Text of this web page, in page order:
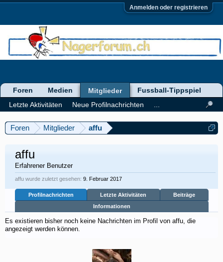
Anmelden oder registrieren
Foren Mitglieder affu
affu
Erfahrener Benutzer
affu wurde zuletzt gesehen: 9. Februar 2017
Profilnachrichten Letzte Aktivitäten
Beiträge
Informationen
Es existieren bisher noch keine Nachrichten im Profil von affu, die
angezeigt werden können.
Foren Medien
Mitglieder
Letzte Aktivitäten
Neue Profilnachrichten
Fussball-Tippspiel